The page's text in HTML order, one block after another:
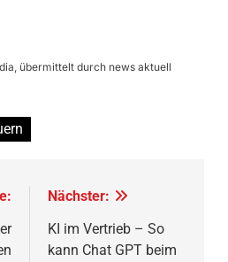
übermittelt durch news aktuell
Nächster:
KI im Vertrieb – So
kann Chat GPT beim